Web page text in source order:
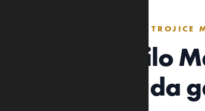
"TO JE UČINIO NAJNIŽI OD TROJICE
Perović: Danilo
prijetili su mi da